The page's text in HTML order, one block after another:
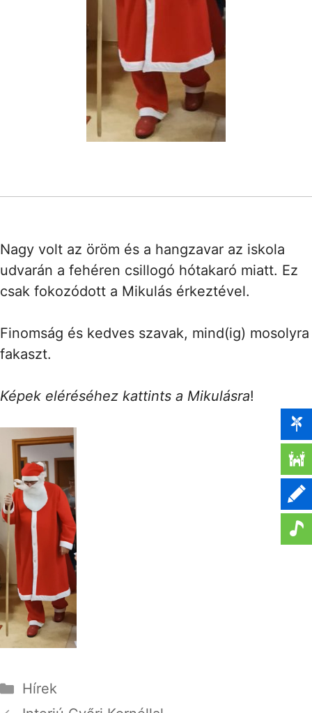
Nagy volt az öröm és a hangzavar az iskola
udvarán a fehéren csillogó hótakaró miatt. Ez
csak fokozódott a Mikulás érkeztével.
Finomság és kedves szavak, mind(ig) mosolyra
fakaszt.
Képek eléréséhez kattints a Mikulásra!
Kategória
Hírek